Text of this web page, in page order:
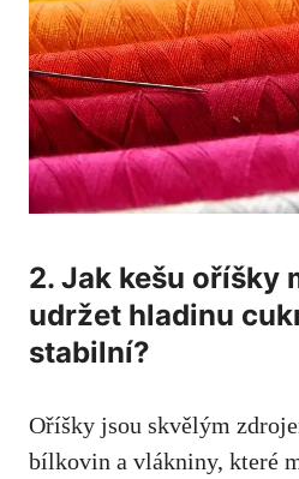
2.⁢ Jak kešu oříšky
⁤udržet hladinu
‍stabilní?
Oříšky⁣ jsou skvělým
bílkovin a⁣ vlákniny, které